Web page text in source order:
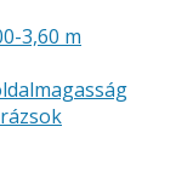
3,60 m